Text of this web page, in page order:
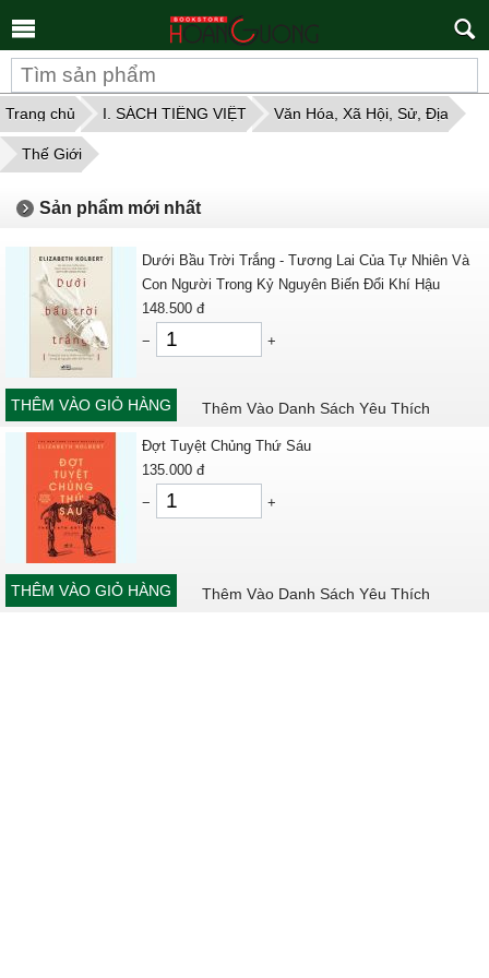
kiếm
Trang chủ I. SÁCH TIẾNG VIỆT Văn Hóa, Xã Hội, Sử, Địa
Thế Giới
Sản phẩm mới nhất
Dưới Bầu Trời Trắng - Tương Lai Của Tự Nhiên Và
Con Người Trong Kỷ Nguyên Biến Đổi Khí Hậu
148.500 đ
−
+
THÊM VÀO GIỎ HÀNG Thêm Vào Danh Sách Yêu Thích
Đợt Tuyệt Chủng Thứ Sáu
135.000 đ
−
+
THÊM VÀO GIỎ HÀNG Thêm Vào Danh Sách Yêu Thích